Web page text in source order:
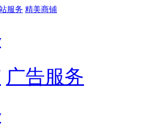
服务 精美商铺
广告服务